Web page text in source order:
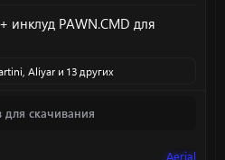
инклуд PAWN.CMD для
, Aliyar и 13 других
для скачивания
Aerial